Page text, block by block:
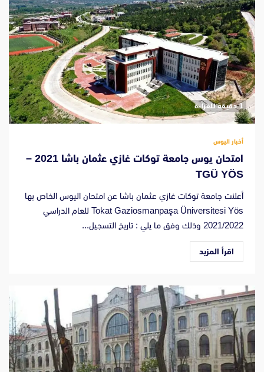
‫1 دقيقة للقراءة
أخبار اليوس
امتحان يوس جامعة توكات غازي عثمان باشا 2021 –
TGÜ YÖS
أعلنت جامعة توكات غازي عثمان باشا عن امتحان اليوس الخاص بها
Tokat Gaziosmanpaşa Üniversitesi Yös للعام الدراسي
2021/2022 وذلك وفق ما يلي : تاريخ التسجيل...
اقرأ المزيد